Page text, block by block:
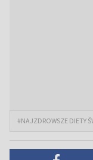
#NAJZDROWSZE DIETY